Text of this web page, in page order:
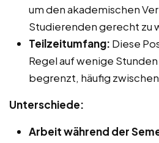
um den akademischen
Studierenden gerecht zu
Teilzeitumfang: Diese
Regel auf wenige
begrenzt, häufig
Unterschiede:
Arbeit während der